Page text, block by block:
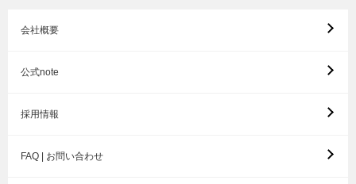
会社概要
公式note
採用情報
FAQ | お問い合わせ